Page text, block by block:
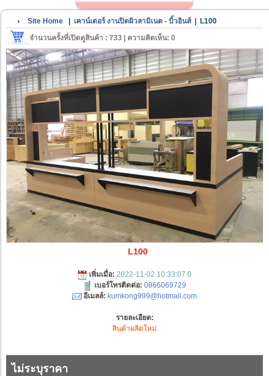
Site Home เคาน์เตอร์ งานปิดผิวลามิเนต - บิ้วอินส์|
L100
จำนวนครั้งที่เปิดดูสินค้า : 733 | ความคิดเห็น: 0
L100
เพิ่มเมื่อ: 2022-11-02 10:33:07.0
เบอร์โทรติดต่อ: 0866069729
อีเมลล์: kumkong999@hotmail.com
รายละเอียด:
สินค้าผลิตใหม่
ไม่ระบุราคา